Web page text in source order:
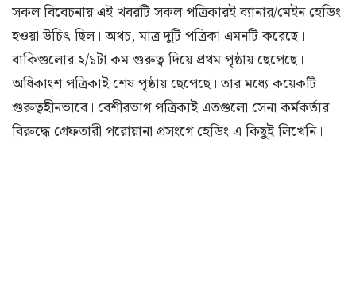
সকল বিবেচনায় এই খবরটি সকল পত্রিকারই ব্যানার/মেইন হেডিং
হওয়া উচিৎ ছিল। অথচ, মাত্র দুটি পত্রিকা এমনটি করেছে।
বাকিগুলোর ২/১টা কম গুরুত্ব দিয়ে প্রথম পৃষ্ঠায় ছেপেছে।
অধিকাংশ পত্রিকাই শেষ পৃষ্ঠায় ছেপেছে। তার মধ্যে কয়েকটি
গুরুত্বহীনভাবে। বেশীরভাগ পত্রিকাই এতগুলো সেনা কর্মকর্তার
বিরুদ্ধে গ্রেফতারী পরোয়ানা প্রসংগে হেডিং এ কিছুই লিখেনি।